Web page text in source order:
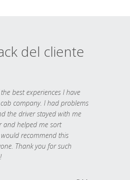
del cliente
best experiences I have
company. I had problems
the driver stayed with me
and helped me sort
recommend this
Thank you for such